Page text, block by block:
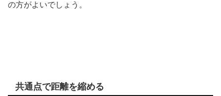
の方がよいでしょう。
共通点で距離を縮める